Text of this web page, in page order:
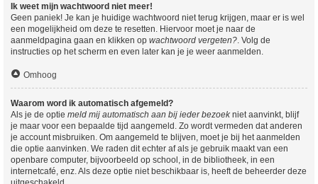
Ik weet mijn wachtwoord niet meer!
Geen paniek! Je kan je huidige wachtwoord niet terug krijgen, maar er is wel
een mogelijkheid om deze te resetten. Hiervoor moet je naar de
aanmeldpagina gaan en klikken op wachtwoord vergeten?. Volg de
instructies op het scherm en even later kan je je weer aanmelden.
Omhoog
Waarom word ik automatisch afgemeld?
Als je de optie meld mij automatisch aan bij ieder bezoekniet aanvinkt, blijf
je maar voor een bepaalde tijd aangemeld. Zo wordt vermeden dat anderen
je account misbruiken. Om aangemeld te blijven, moet je bij het aanmelden
die optie aanvinken. We raden dit echter af als je gebruik maakt van een
openbare computer, bijvoorbeeld op school, in de bibliotheek, in een
internetcafé, enz. Als deze optie niet beschikbaar is, heeft de beheerder deze